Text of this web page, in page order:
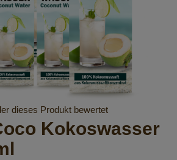
dieses Produkt bewertet
Kokoswasser